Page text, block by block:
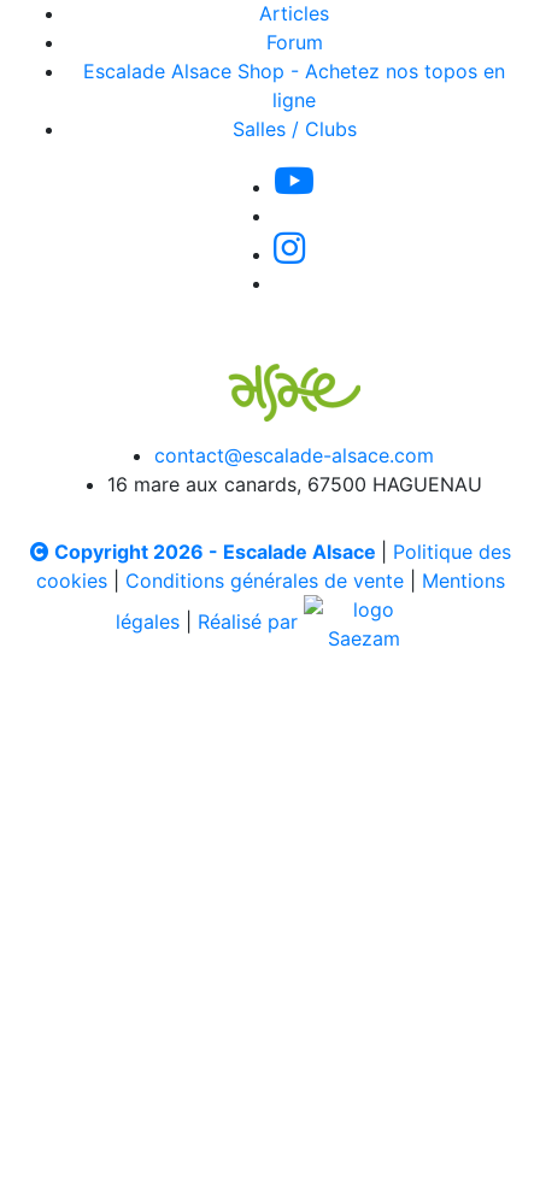
Articles
Forum
Escalade Alsace Shop - Achetez nos topos en
ligne
Salles / Clubs
contact@escalade-alsace.com
16 mare aux canards, 67500 HAGUENAU
Copyright 2026 - Escalade Alsace
Politique des
cookies| Conditions générales de vente| Mentions
légales
Réalisé par